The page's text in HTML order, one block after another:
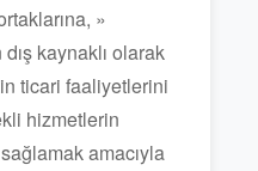
»
kaynaklı olarak
ticari faaliyetlerini
hizmetlerin
amacıyla